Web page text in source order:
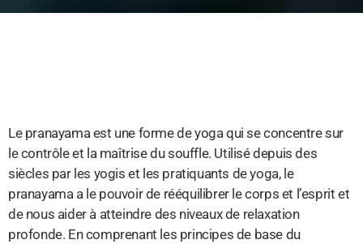
Le pranayama est une forme de yoga qui se concentre sur
le contrôle et la maîtrise du souffle. Utilisé depuis des
siècles par les yogis et les pratiquants de yoga, le
pranayama a le pouvoir de rééquilibrer le corps et l’esprit et
de nous aider à atteindre des niveaux de relaxation
profonde. En comprenant les principes de base du